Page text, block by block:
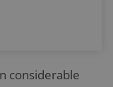
considerable